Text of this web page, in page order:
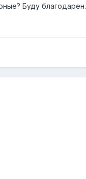
Буду благодарен.